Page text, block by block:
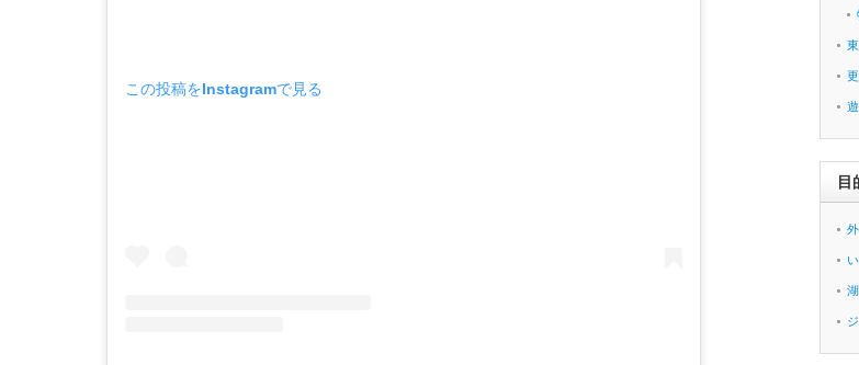
この投稿をInstagramで見る
目